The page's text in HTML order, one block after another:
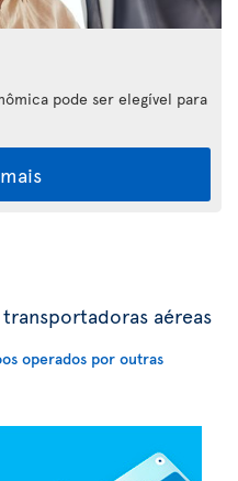
pode ser elegível para
aéreas
operados por outras